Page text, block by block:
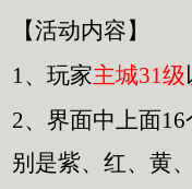
【活动内容】
1、玩家主城31级
2、界面中上面
别是紫、红、黄